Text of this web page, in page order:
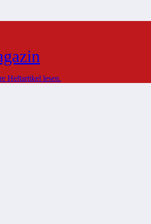
Heftartikel lesen.